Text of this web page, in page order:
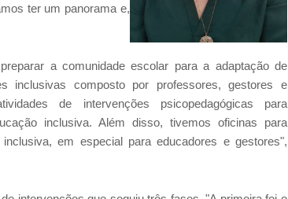
ter um panorama e,
a comunidade escolar para a adaptação de
inclusivas composto por professores, gestores e
de intervenções psicopedagógicas para
inclusiva. Além disso, tivemos oficinas para
em especial para educadores e gestores",